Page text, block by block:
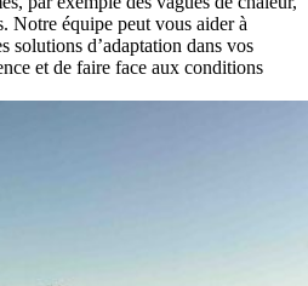
Notre équipe peut vous aider à
solutions d’adaptation dans vos
et de faire face aux conditions